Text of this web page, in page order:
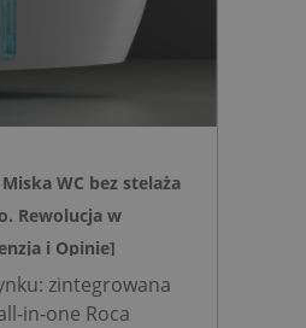
o ciśnienie
szklany
gestem.
Miska WC bez stelaża
Rewolucja w
i Opinie]
zintegrowana
in-one Roca